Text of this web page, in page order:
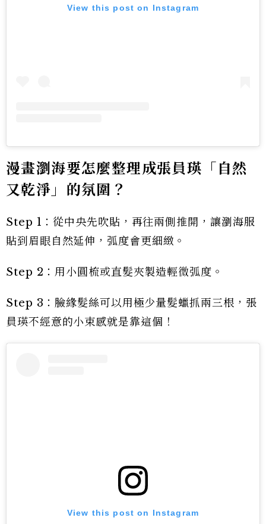
View this post on Instagram
漫畫瀏海要怎麼整理成張員瑛「自然
又乾淨」的氛圍？
Step 1：從中央先吹貼，再往兩側推開，讓瀏海服
貼到眉眼自然延伸，弧度會更細緻。
Step 2：用小圓梳或直髮夾製造輕微弧度。
Step 3：臉緣髮絲可以用極少量髮蠟抓兩三根，張
員瑛不經意的小束感就是靠這個！
View this post on Instagram